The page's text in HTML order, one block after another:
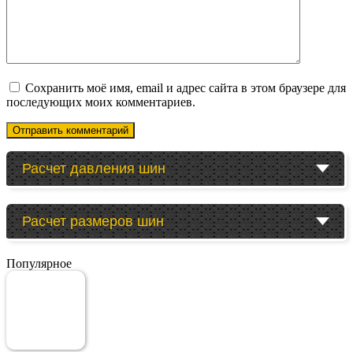
Сохранить моё имя, email и адрес сайта в этом браузере для
последующих моих комментариев.
Расчет давления шин
Расчет размеров шин
Популярное